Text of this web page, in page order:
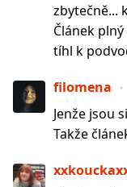
zbytečně...
Článek
tíhl k
filomena
Jenže jsou
Takže